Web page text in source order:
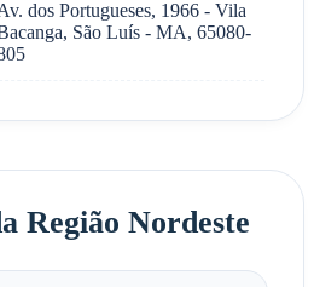
dos Portugueses, 1966 - Vila
São Luís - MA, 65080-
Região Nordeste